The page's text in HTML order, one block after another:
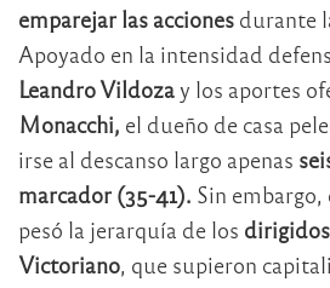
emparejar las acciones durante
Apoyado en la intensidad
Leandro Vildozay los aportes
Monacchi, el dueño de casa
irse al descanso largo apenas
marcador (35-41). Sin
pesó la jerarquía de los
Victoriano, que supieron